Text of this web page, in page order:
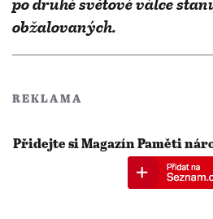
obžalovaných.
REKLAMA
Přidejte si Magazín Paměti